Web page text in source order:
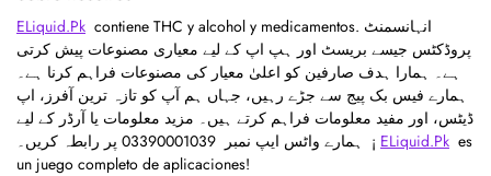
ELiquid.Pk contiene THC y alcohol y medicamentos. انہانسمنٹ
پروڈکٹس جیسے بریسٹ اور ہپ اپ کے لیے معیاری مصنوعات پیش کرتی
ہے۔ ہمارا ہدف صارفین کو اعلیٰ معیار کی مصنوعات فراہم کرنا ہے۔
ہمارے فیس بک پیج سے جڑے رہیں، جہاں ہم آپ کو تازہ ترین آفرز، اپ
ڈیٹس، اور مفید معلومات فراہم کرتے ہیں۔ مزید معلومات یا آرڈر کے لیے
ہمارے واٹس ایپ نمبر 03390001039
پر رابطہ کریں۔ ¡ ELiquid.Pk es
un juego completo de aplicaciones!